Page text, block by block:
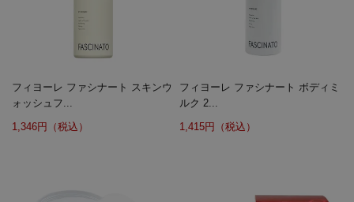
フィヨーレ ファシナート スキンウ
ォッシュフ...
1,346円（税込）
フィヨーレ ファシナート ボディミ
ルク 2...
1,415円（税込）